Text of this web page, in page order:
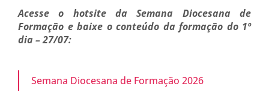
Acesse o hotsite da Semana Diocesana de
Formação e baixe o conteúdo da formação do 1º
dia – 27/07:
Semana Diocesana de Formação 2026